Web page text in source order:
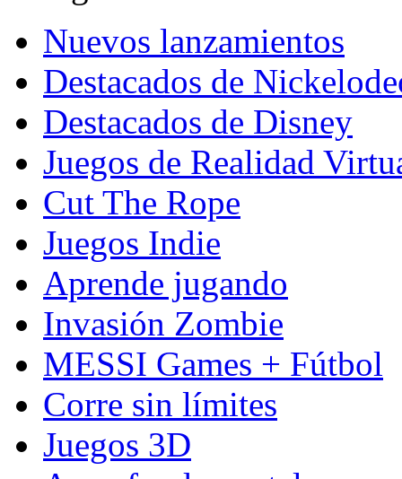
Nuevos lanzamientos
Destacados de
Destacados de Disney
Juegos de Realidad
Cut The Rope
Juegos Indie
Aprende jugando
Invasión Zombie
MESSI Games + Fútbol
Corre sin límites
Juegos 3D